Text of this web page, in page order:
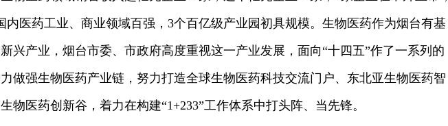
临沂 聊城
滨州 菏泽
内医药工业、商业领域百强，3个百亿级产业园初具规模。生物医药作为烟台有基
兴产业，烟台市委、市政府高度重视这一产业发展，面向“十四五”作了一系列的
做强生物医药产业链，努力打造全球生物医药科技交流门户、东北亚生物医药智
物医药创新谷，着力在构建“1+233”工作体系中打头阵、当先锋。